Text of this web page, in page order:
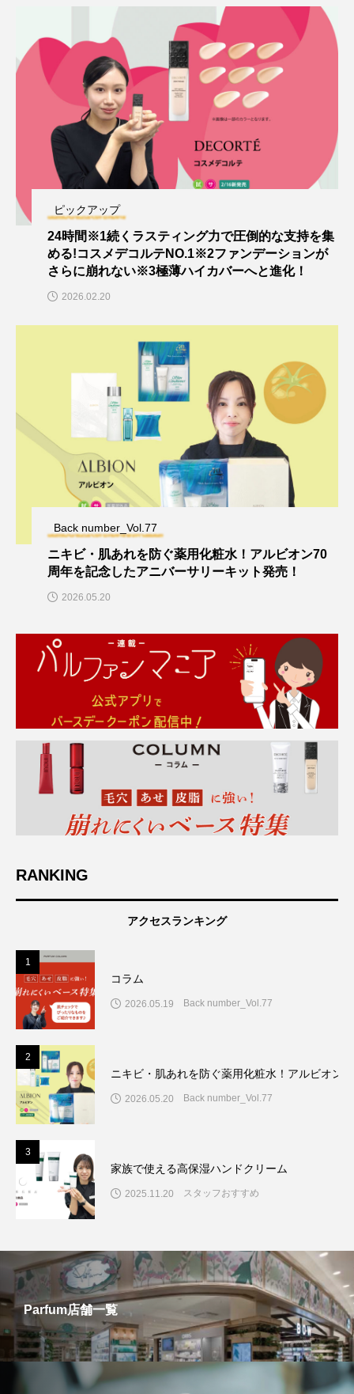
ピックアップ
24時間※1続くラスティング力で圧倒的な支持を集
める!コスメデコルテNO.1※2ファンデーションが
さらに崩れない※3極薄ハイカバーへと進化！
2026.02.20
Back number_Vol.77
ニキビ・肌あれを防ぐ薬用化粧水！アルビオン70
周年を記念したアニバーサリーキット発売！
2026.05.20
RANKING
アクセスランキング
1
コラム
2026.05.19 Back number_Vol.77
2
ニキビ・肌あれを防ぐ薬用化粧水！アルビオン
2026.05.20 Back number_Vol.77
3
家族で使える高保湿ハンドクリーム
2025.11.20 スタッフおすすめ
Parfum店舗一覧